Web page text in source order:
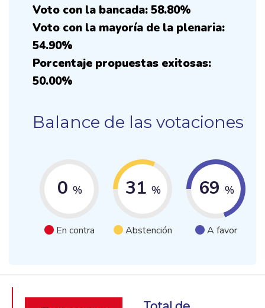
Voto con la bancada: 58.80%
Voto con la mayoría de la plenaria:
54.90%
Porcentaje propuestas exitosas:
50.00%
Balance de las votaciones
0 %
En contra
31 %
Abstención
69 %
A favor